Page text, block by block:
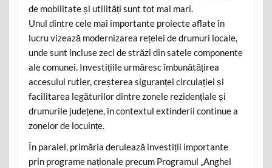
de mobilitate și utilități sunt tot mai mari.
Unul dintre cele mai importante proiecte aflate în
lucru vizează modernizarea rețelei de drumuri locale,
unde sunt incluse zeci de străzi din satele componente
ale comunei. Investițiile urmăresc îmbunătățirea
accesului rutier, creșterea siguranței circulației și
facilitarea legăturilor dintre zonele rezidențiale și
drumurile județene, în contextul extinderii continue a
zonelor de locuințe.
În paralel, primăria derulează investiții importante
prin programe naționale precum Programul „Anghel